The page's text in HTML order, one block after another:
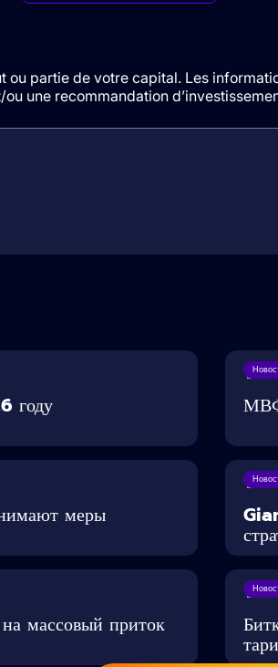
partie de votre capital. Les
une recommandation
году
меры
массовый приток